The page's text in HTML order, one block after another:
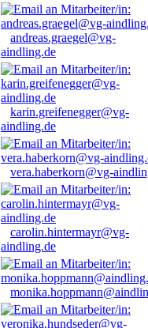
andreas.graegel@vg-
aindling.de
karin.greifenegger@vg-
aindling.de
vera.haberkorn@vg-
carolin.hintermayr@vg-
aindling.de